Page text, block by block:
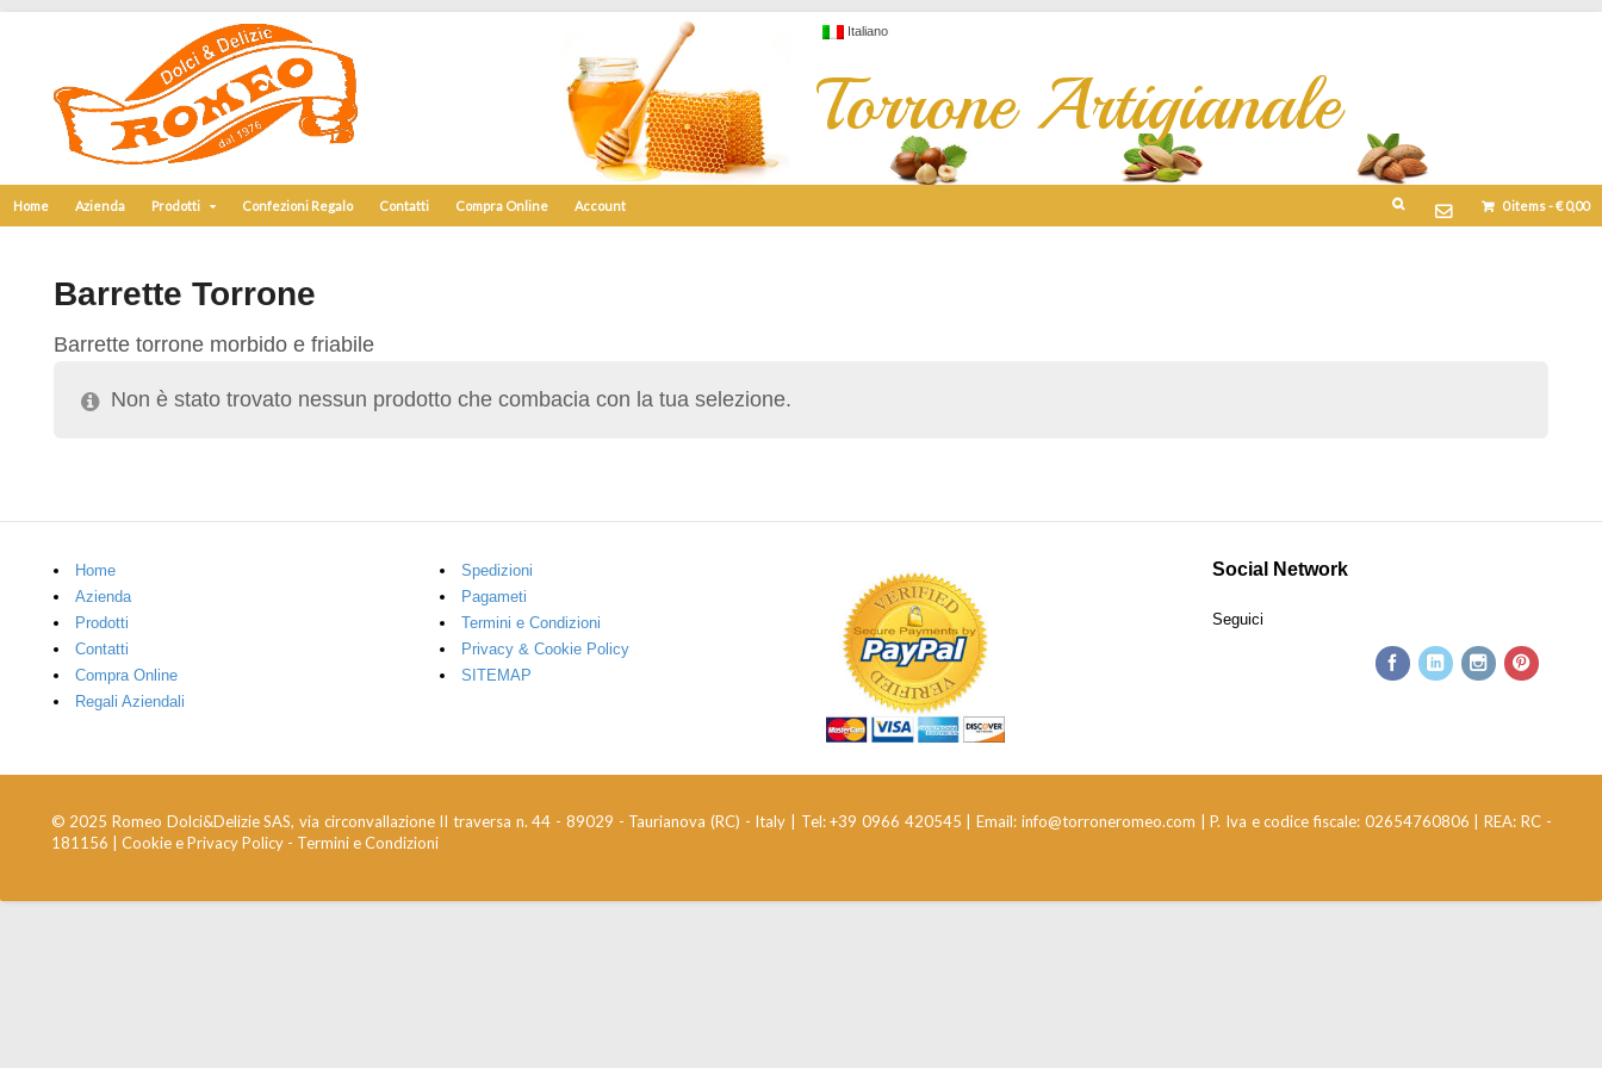
Italiano
Torrone Artigianale
Home Azienda Prodotti Confezioni Regalo Contatti Compra Online Account 0items -€0,00
Barrette Torrone
Barrette torrone morbido e friabile
Non è stato trovato nessun prodotto che combacia con la tua selezione.
Home
Azienda
Prodotti
Contatti
Compra Online
Regali Aziendali
Spedizioni
Pagameti
Termini e Condizioni
Privacy & Cookie Policy
SITEMAP
Social Network
Seguici
© 2025 Romeo Dolci&Delizie SAS, via circonvallazione II traversa n. 44 - 89029 - Taurianova (RC) - Italy | Tel: +39 0966 420545 | Email: info@torroneromeo.com | P. Iva e codice fiscale: 02654760806 | REA: RC -
181156 | Cookie e Privacy Policy- Termini e Condizioni